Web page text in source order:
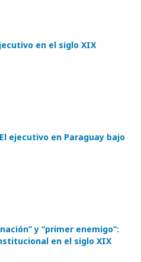
en el siglo XIX
ejecutivo en Paraguay bajo
y “primer enemigo”:
en el siglo XIX